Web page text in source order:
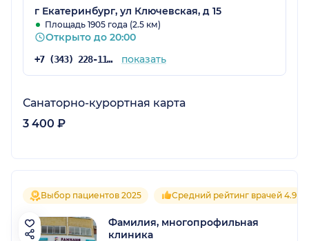
г Екатеринбург, ул Ключевская, д 15
Площадь 1905 года (2.5 км)
Открыто до 20:00
+7 (343) 228-11-28 показать
Санаторно-курортная карта
3 400 ₽
Выбор пациентов 2025 Средний рейтинг врачей 4.9
Фамилия, многопрофильная
клиника